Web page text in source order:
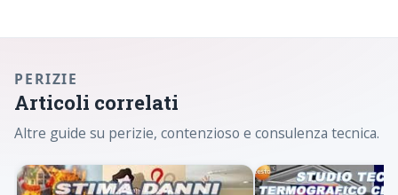
PERIZIE
Articoli correlati
Altre guide su perizie, contenzioso e consulenza tecnica.